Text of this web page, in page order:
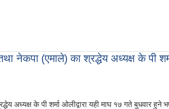
नेकपा (एमाले) का श्रद्धेय अध्यक्ष के पी
के पी शर्मा ओलीद्वारा यही माघ १७ गते बुधवार हुने